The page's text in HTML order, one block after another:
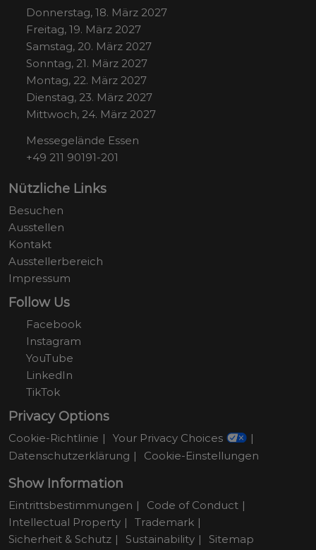
Donnerstag, 18. März 2027
Freitag, 19. März 2027
Samstag, 20. März 2027
Sonntag, 21. März 2027
Montag, 22. März 2027
Dienstag, 23. März 2027
Mittwoch, 24. März 2027
Messegelände Essen
+49 211 90191-201
Nützliche Links
Besuchen
Ausstellen
Kontakt
Ausstellerbereich
Impressum
Follow Us
Facebook
Instagram
YouTube
LinkedIn
TikTok
Privacy Options
Cookie-Richtlinie
Your Privacy Choices
Datenschutzerklärung
Cookie-Einstellungen
Show Information
Eintrittsbestimmungen
Code of Conduct
Intellectual Property
Trademark
Sicherheit & Schutz
Sustainability Sitemap